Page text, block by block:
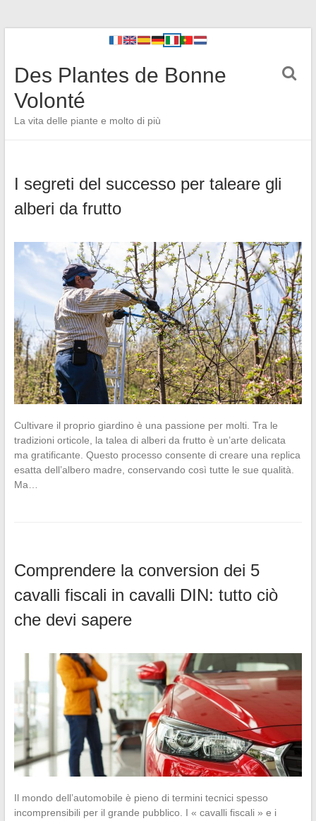
Des Plantes de Bonne
Volonté
La vita delle piante e molto di più
I segreti del successo per taleare gli
alberi da frutto
Cultivare il proprio giardino è una passione per molti. Tra le
tradizioni orticole, la talea di alberi da frutto è un’arte delicata
ma gratificante. Questo processo consente di creare una replica
esatta dell’albero madre, conservando così tutte le sue qualità.
Ma…
Comprendere la conversion dei 5
cavalli fiscali in cavalli DIN: tutto ciò
che devi sapere
Il mondo dell’automobile è pieno di termini tecnici spesso
incomprensibili per il grande pubblico. I « cavalli fiscali » e i